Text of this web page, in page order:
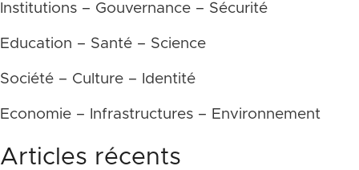
Institutions – Gouvernance – Sécurité
Education – Santé – Science
Société – Culture – Identité
Economie – Infrastructures – Environnement
Articles récents